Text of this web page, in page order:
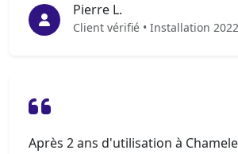
Pierre L.
Client vérifié • Installation 2022
Après 2 ans d'utilisation à